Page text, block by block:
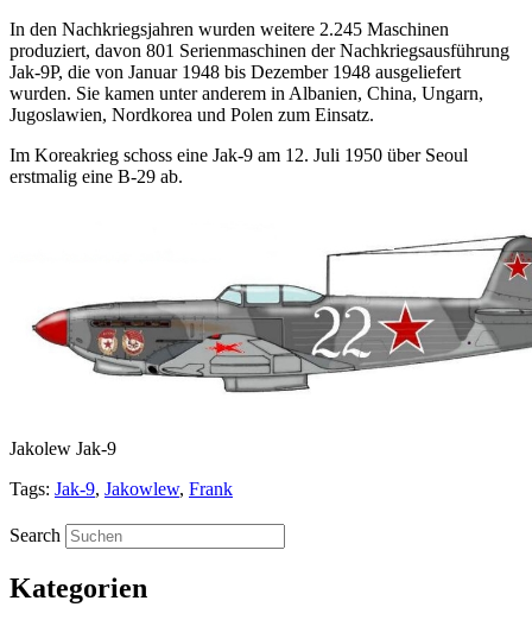
In den Nachkriegsjahren wurden weitere 2.245 Maschinen
produziert, davon 801 Serienmaschinen der Nachkriegsausführung
Jak-9P, die von Januar 1948 bis Dezember 1948 ausgeliefert
wurden. Sie kamen unter anderem in Albanien, China, Ungarn,
Jugoslawien, Nordkorea und Polen zum Einsatz.
Im Koreakrieg schoss eine Jak-9 am 12. Juli 1950 über Seoul
erstmalig eine B-29 ab.
Jakolew Jak-9
Tags: Jak-9, Jakowlew, Frank
Search
Kategorien